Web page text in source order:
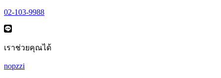
02-103-9988
เราช่วยคุณได้
nopzzi